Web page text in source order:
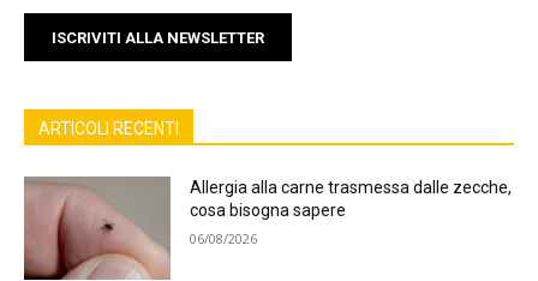
ISCRIVITI ALLA NEWSLETTER
ARTICOLI RECENTI
Allergia alla carne trasmessa dalle zecche,
cosa bisogna sapere
06/08/2026